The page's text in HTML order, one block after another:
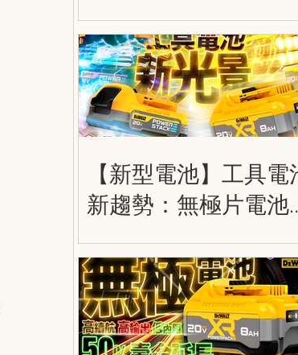
護膝 DWST590012
DWST590013
DWST590014
【新型電池】工具電
新趨勢：無極片電池
薄片電池 (軟包電池)
Tabless Cell & Pouch
Cell